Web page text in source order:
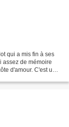
qui a mis fin à ses
assez de mémoire
d'amour. C'est un